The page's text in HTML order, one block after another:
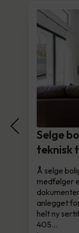
Selge
teknisk
Å selge
medfølger
anlegget
helt ny
405…